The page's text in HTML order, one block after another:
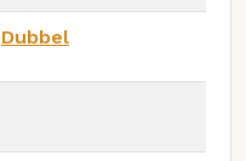
Dubbel